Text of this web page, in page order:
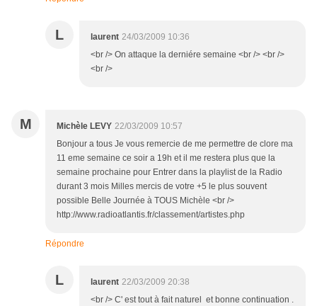
L laurent 24/03/2009 10:36
<br /> On attaque la derniére semaine <br /> <br />
<br />
M Michèle LEVY 22/03/2009 10:57
Bonjour a tous Je vous remercie de me permettre de clore ma
11 eme semaine ce soir a 19h et il me restera plus que la
semaine prochaine pour Entrer dans la playlist de la Radio
durant 3 mois Milles mercis de votre +5 le plus souvent
possible Belle Journée à TOUS Michèle <br />
http://www.radioatlantis.fr/classement/artistes.php
Répondre
L laurent 22/03/2009 20:38
<br /> C' est tout à fait naturel et bonne continuation .